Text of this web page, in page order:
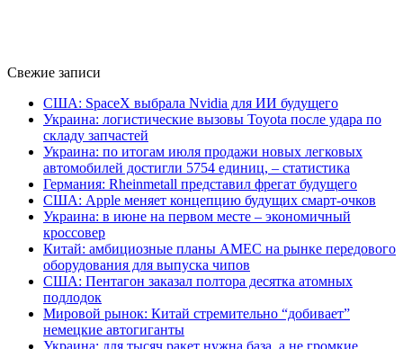
Свежие записи
США: SpaceX выбрала Nvidia для ИИ будущего
Украина: логистические вызовы Toyota после удара по
складу запчастей
Украина: по итогам июля продажи новых легковых
автомобилей достигли 5754 единиц, – статистика
Германия: Rheinmetall представил фрегат будущего
США: Apple меняет концепцию будущих смарт-очков
Украина: в июне на первом месте – экономичный
кроссовер
Китай: амбициозные планы AMEC на рынке передового
оборудования для выпуска чипов
США: Пентагон заказал полтора десятка атомных
подлодок
Мировой рынок: Китай стремительно “добивает”
немецкие автогиганты
Украина: для тысяч ракет нужна база, а не громкие